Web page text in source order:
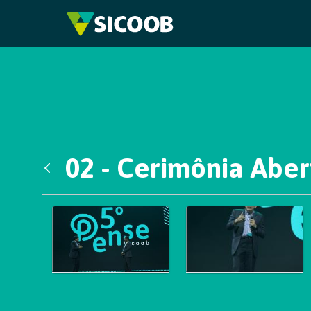
Pular para o Conteúdo principal
02 - Cerimônia
Galeria de Mídias